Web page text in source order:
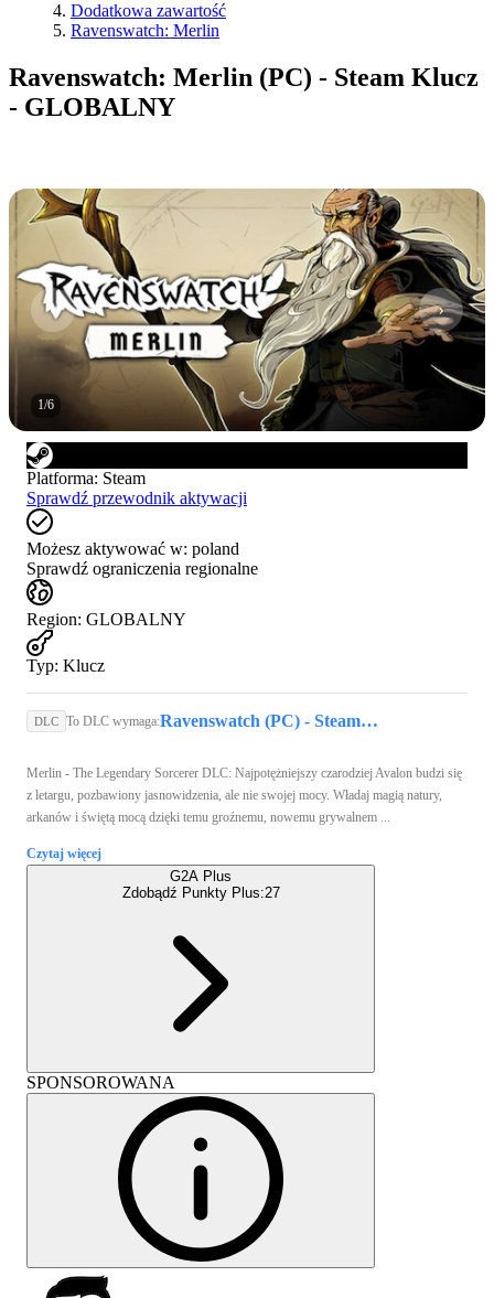
Dodatkowa zawartość
Ravenswatch: Merlin
Ravenswatch: Merlin (PC) - Steam Klucz
- GLOBALNY
1/6
Platforma: Steam
Sprawdź przewodnik aktywacji
Możesz aktywować w: poland
Sprawdź ograniczenia regionalne
Region: GLOBALNY
Typ: Klucz
DLC To DLC wymaga: Ravenswatch (PC) - Steam Key - GLOBAL
Merlin - The Legendary Sorcerer DLC: Najpotężniejszy czarodziej Avalon budzi się
z letargu, pozbawiony jasnowidzenia, ale nie swojej mocy. Władaj magią natury,
arkanów i świętą mocą dzięki temu groźnemu, nowemu grywalnem ...
Czytaj więcej
G2A Plus
Zdobądź Punkty Plus:27
SPONSOROWANA